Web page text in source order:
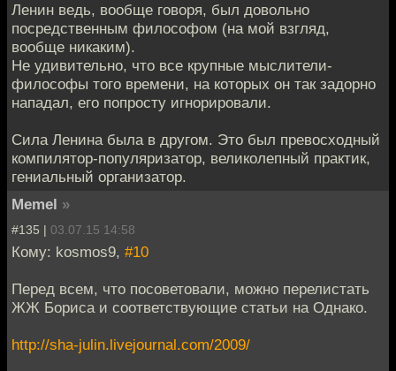
Ленин ведь, вообще говоря, был довольно
посредственным философом (на мой взгляд,
вообще никаким).
Не удивительно, что все крупные мыслители-
философы того времени, на которых он так задорно
нападал, его попросту игнорировали.
Сила Ленина была в другом. Это был превосходный
компилятор-популяризатор, великолепный практик,
гениальный организатор.
Memel »
#135 | 03.07.15 14:58
Кому: kosmos9, #10
Перед всем, что посоветовали, можно перелистать
ЖЖ Бориса и соответствующие статьи на Однако.
http://sha-julin.livejournal.com/2009/